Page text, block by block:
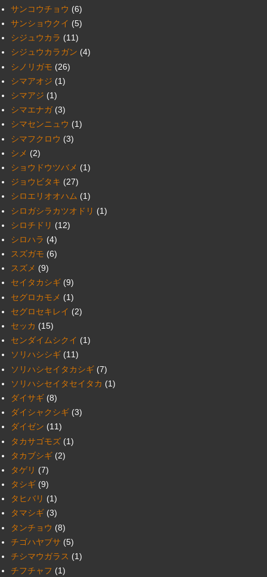
サンコウチョウ (6)
サンショウクイ (5)
シジュウカラ (11)
シジュウカラガン (4)
シノリガモ (26)
シマアオジ (1)
シマアジ (1)
シマエナガ (3)
シマセンニュウ (1)
シマフクロウ (3)
シメ (2)
ショウドウツバメ (1)
ジョウビタキ (27)
シロエリオオハム (1)
シロガシラカツオドリ (1)
シロチドリ (12)
シロハラ (4)
スズガモ (6)
スズメ (9)
セイタカシギ (9)
セグロカモメ (1)
セグロセキレイ (2)
セッカ (15)
センダイムシクイ (1)
ソリハシシギ (11)
ソリハシセイタカシギ (7)
ソリハシセイタセイタカ (1)
ダイサギ (8)
ダイシャクシギ (3)
ダイゼン (11)
タカサゴモズ (1)
タカブシギ (2)
タゲリ (7)
タシギ (9)
タヒバリ (1)
タマシギ (3)
タンチョウ (8)
チゴハヤブサ (5)
チシマウガラス (1)
チフチャフ (1)